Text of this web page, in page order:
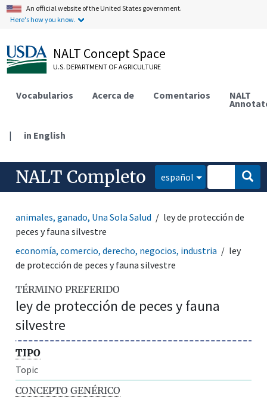
An official website of the United States government.
Here's how you know.
NALT Concept Space
U.S. DEPARTMENT OF AGRICULTURE
Vocabularios Acerca de Comentarios NALT
| in English
NALT Completo español
animales, ganado, Una Sola Salud
ley de protección de
peces y fauna silvestre
economía, comercio, derecho, negocios, industria
ley
de protección de peces y fauna silvestre
TÉRMINO PREFERIDO
ley de protección de peces y fauna
silvestre
TIPO
Topic
CONCEPTO GENÉRICO